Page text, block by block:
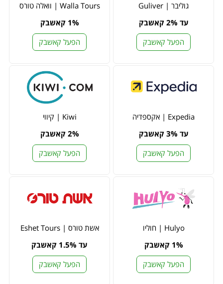
גוליבר | Guliver
עד 2% קאשבק
הפעל קאשבק
Walla Tours | וואלה טורס
1% קאשבק
הפעל קאשבק
Expedia | אקספדיה
עד 3% קאשבק
הפעל קאשבק
Kiwi | קיווי
2% קאשבק
הפעל קאשבק
Hulyo | חוליו
1% קאשבק
הפעל קאשבק
אשת טורס | Eshet Tours
עד 1.5% קאשבק
הפעל קאשבק